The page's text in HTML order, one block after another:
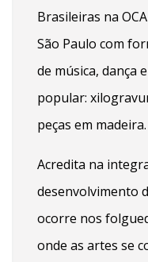
Brasileiras na
São Paulo com
de música, dança
popular:
peças em madeira.
Acredita na
desenvolvimento
ocorre nos
onde as artes se